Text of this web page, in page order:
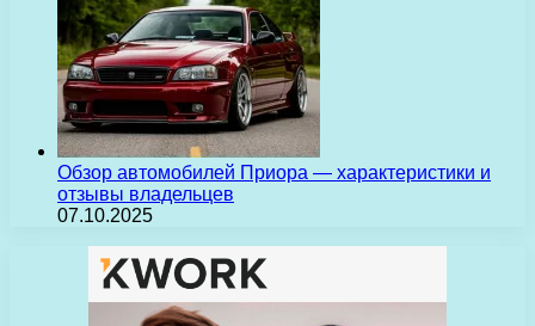
Обзор автомобилей Приора — характеристики и
отзывы владельцев
07.10.2025